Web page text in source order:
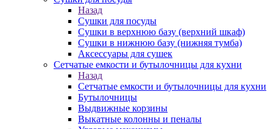
Назад
Сушки для посуды
Сушки в верхнюю базу (верхний шкаф)
Сушки в нижнюю базу (нижняя тумба)
Аксессуары для сушек
Сетчатые емкости и бутылочницы для кухни
Назад
Сетчатые емкости и бутылочницы для кухни
Бутылочницы
Выдвижные корзины
Выкатные колонны и пеналы